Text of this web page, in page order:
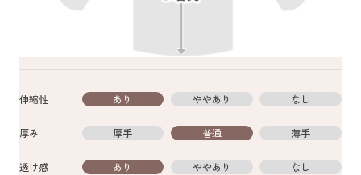
伸縮性 あり ややあり なし
厚み 厚手 普通 薄手
透け感 あり ややあり なし